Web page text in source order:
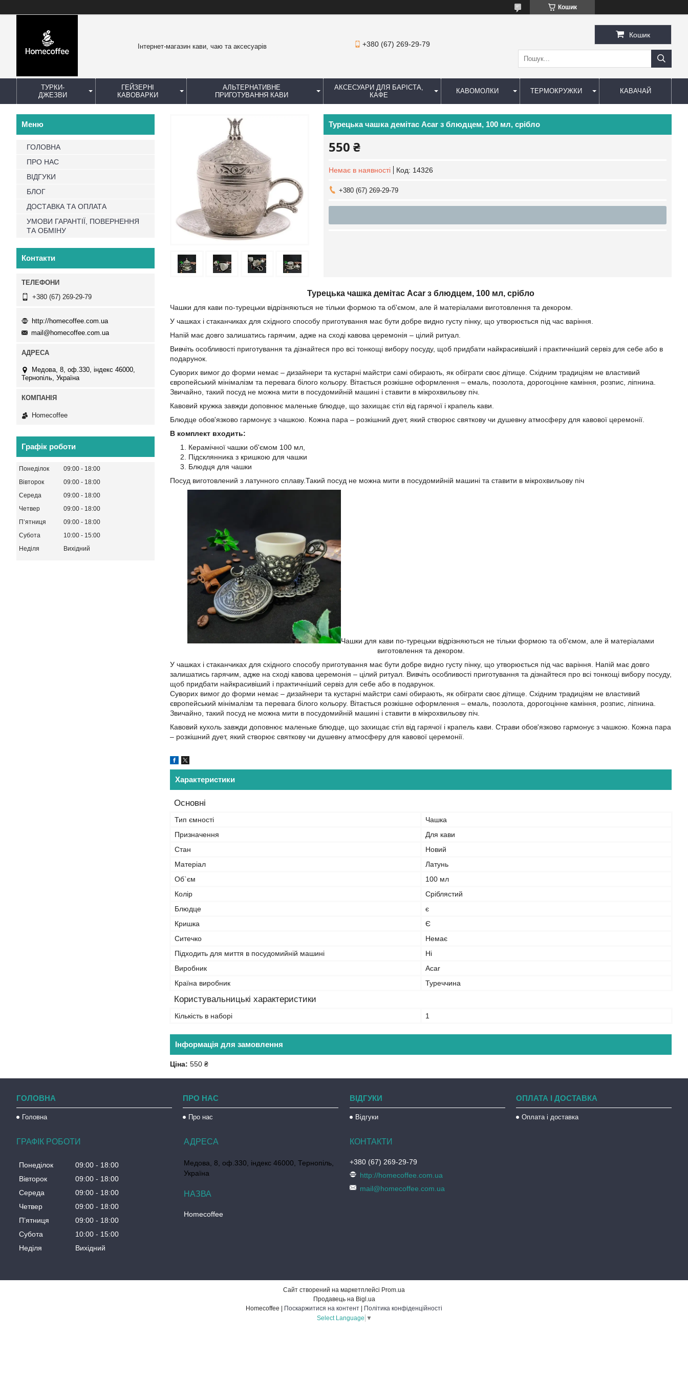
Кошик
Інтернет-магазин кави, чаю та аксесуарів +380 (67) 269-29-79
Кошик
ТУРКИ-
ДЖЕЗВИ
ГЕЙЗЕРНІ
КАВОВАРКИ
АЛЬТЕРНАТИВНЕ
ПРИГОТУВАННЯ КАВИ
АКСЕСУАРИ ДЛЯ БАРІСТА,
КАФЕ
КАВОМОЛКИ ТЕРМОКРУЖКИ КАВАЧАЙ
Турецька чашка демітас Acar з блюдцем, 100 мл, срібло
550 ₴
Немає в наявності Код: 14326
+380 (67) 269-29-79
Турецька чашка демітас Acar з блюдцем, 100 мл, срібло
Чашки для кави по-турецьки відрізняються не тільки формою та об'ємом, але й матеріалами виготовлення та декором.
У чашках і стаканчиках для східного способу приготування має бути добре видно густу пінку, що утворюється під час варіння.
Напій має довго залишатись гарячим, адже на сході кавова церемонія – цілий ритуал.
Вивчіть особливості приготування та дізнайтеся про всі тонкощі вибору посуду, щоб придбати найкрасивіший і практичніший сервіз для себе або в
подарунок.
Суворих вимог до форми немає – дизайнери та кустарні майстри самі обирають, як обіграти своє дітище. Східним традиціям не властивий
європейський мінімалізм та перевага білого кольору. Вітається розкішне оформлення – емаль, позолота, дорогоцінне каміння, розпис, ліпнина.
Звичайно, такий посуд не можна мити в посудомийній машині і ставити в мікрохвильову піч.
Кавовий кружка завжди доповнює маленьке блюдце, що захищає стіл від гарячої і крапель кави.
Блюдце обов'язково гармонує з чашкою. Кожна пара – розкішний дует, який створює святкову чи душевну атмосферу для кавової церемонії.
В комплект входить:
Керамічної чашки об'ємом 100 мл,
Підсклянника з кришкою для чашки
Блюдця для чашки
Посуд виготовлений з латунного сплаву.Такий посуд не можна мити в посудомийній машині та ставити в мікрохвильову піч
Чашки для кави по-турецьки відрізняються не тільки формою та об'ємом, але й матеріалами
виготовлення та декором.
У чашках і стаканчиках для східного способу приготування має бути добре видно густу пінку, що утворюється під час варіння. Напій має довго
залишатись гарячим, адже на сході кавова церемонія – цілий ритуал. Вивчіть особливості приготування та дізнайтеся про всі тонкощі вибору посуду,
щоб придбати найкрасивіший і практичніший сервіз для себе або в подарунок.
Суворих вимог до форми немає – дизайнери та кустарні майстри самі обирають, як обіграти своє дітище. Східним традиціям не властивий
європейський мінімалізм та перевага білого кольору. Вітається розкішне оформлення – емаль, позолота, дорогоцінне каміння, розпис, ліпнина.
Звичайно, такий посуд не можна мити в посудомийній машині і ставити в мікрохвильову піч.
Кавовий кухоль завжди доповнює маленьке блюдце, що захищає стіл від гарячої і крапель кави. Страви обов'язково гармонує з чашкою. Кожна пара
– розкішний дует, який створює святкову чи душевну атмосферу для кавової церемонії.
Характеристики
Основні
Тип ємності
Чашка
Призначення
Для кави
Стан
Новий
Матеріал
Латунь
Об`єм
100 мл
Колір
Сріблястий
Блюдце
є
Кришка
Є
Ситечко
Немає
Підходить для миття в посудомийній машині
Ні
Виробник
Acar
Країна виробник
Туреччина
Користувальницькі характеристики
Кількість в наборі 1
Інформація для замовлення
Ціна: 550 ₴
ГОЛОВНА
ПРО НАС
ВІДГУКИ
БЛОГ
ДОСТАВКА ТА ОПЛАТА
УМОВИ ГАРАНТІЇ, ПОВЕРНЕННЯ
ТА ОБМІНУ
Контакти
+380 (67) 269-29-79
http://homecoffee.com.ua
mail@homecoffee.com.ua
Медова, 8, оф.330, індекс 46000,
Тернопіль, Україна
Homecoffee
Графік роботи
Понеділок 09:00
18:00
Вівторок
09:00
18:00
Середа
09:00
18:00
Четвер
09:00
18:00
Пʼятниця
09:00
18:00
Субота
10:00
15:00
Неділя
Вихідний
ГОЛОВНА
Головна
ПРО НАС
Про нас
ВІДГУКИ
Відгуки
ОПЛАТА І ДОСТАВКА
Оплата і доставка
ГРАФІК РОБОТИ
Понеділок 09:00
18:00
Вівторок
09:00
18:00
Середа
09:00
18:00
Четвер
09:00
18:00
Пʼятниця
09:00
18:00
Субота
10:00
15:00
Неділя
Вихідний
Медова, 8, оф.330, індекс 46000, Тернопіль,
Україна
Homecoffee
+380 (67) 269-29-79
http://homecoffee.com.ua
mail@homecoffee.com.ua
Сайт створений на маркетплейсі Prom.ua
Продавець на Bigl.ua
Поскаржитися на контент
Політика конфіденційності
Select Language ▼